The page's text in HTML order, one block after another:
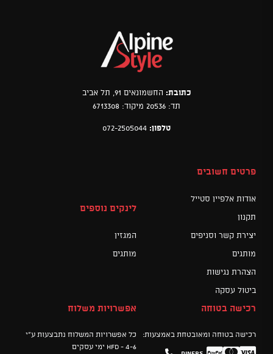
כתובת: החשמונאים 91, תל אביב
תד: 20536 מיקוד: 6713308
טלפון: 072-2505044
פרטים חשובים
אודות אלפיין סטייל
תקנון
יצירת קשר וסניפים
מותגים
הצהרת נגישות
ביטול עסקה
לינקים נוספים
המגזין
מותגים
רכישה בטוחה
רכישה בטוחה ומאובטחת באמצעות:
אפשרויות משלוח
כל אפשרויות המשלוח נתבצעות ע"י
HFD - 4-6 ימי עסקים